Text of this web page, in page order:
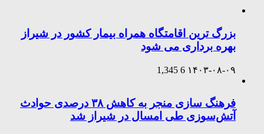
بزرگ ترین اقامتگاه همراه بیمار کشور در شیراز
بهره برداری می شود
۱۴۰۳-۰۸-۰۹ 6
1,345
فرهنگ سازی منجر به کاهش ۳۸ درصدی حوادث
آتش‌سوزی طی امسال در شیراز شد